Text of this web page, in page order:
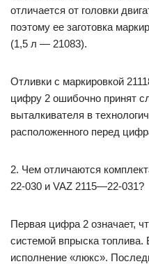
отличается от головки
поэтому ее заготовка
(1,5 л — 21083).
Отливки с маркировкой
цифру 2 ошибочно принят
выталкивателя в
расположенного перед
2. Чем отличаются
22-030 и VAZ 2115—22-031?
Первая цифра 2 означает,
системой впрыска
исполнение «люкс».